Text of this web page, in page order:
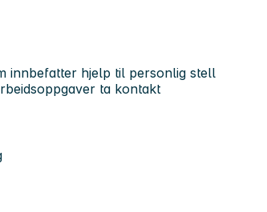
innbefatter hjelp til personlig stell
ta kontakt